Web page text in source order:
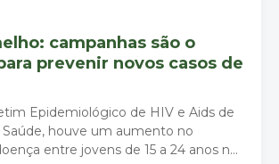
campanhas são o
prevenir novos casos de
Epidemiológico de HIV e Aids de
houve um aumento no
entre jovens de 15 a 24 anos no